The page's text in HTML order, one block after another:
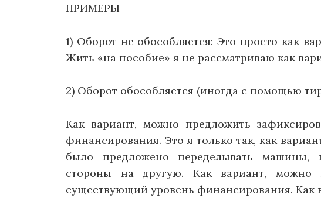
ПРИМЕРЫ
1) Оборот не обособляется: Это просто как
Жить «на пособие» я не рассматриваю как
2) Оборот обособляется (иногда с помощью
Как вариант, можно предложить
финансирования. Это я только так, как
было предложено переделывать машины,
стороны на другую. Как вариант, можно
существующий уровень финансирования. Как